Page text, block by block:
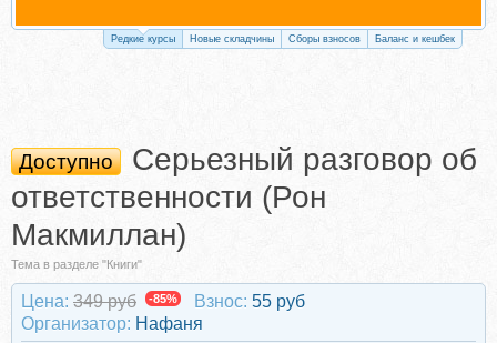
Редкие курсы Новые складчины Сборы взносов Баланс и кешбек
Доступно
Серьезный разговор об
ответственности (Рон
Макмиллан)
Тема в разделе "Книги"
Цена: 349 руб -85% Взнос: 55 руб
Организатор: Нафаня